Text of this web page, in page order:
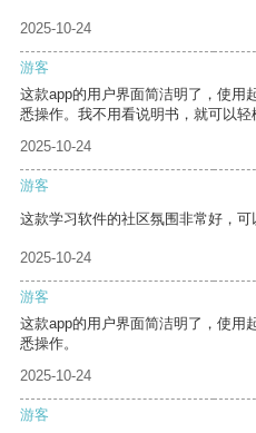
2025-10-24
游客
这款app的用户界面简洁明了，使用
悉操作。我不用看说明书，就可以轻
2025-10-24
游客
这款学习软件的社区氛围非常好，可
2025-10-24
游客
这款app的用户界面简洁明了，使用
悉操作。
2025-10-24
游客